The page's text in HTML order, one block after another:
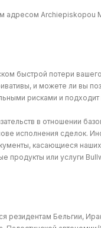
Archiepiskopou
быстрой потери вашего
и можете ли вы
рисками и
в отношении
исполнения сделок.
касающиеся
продукты или услуги
резидентам Бельгии,